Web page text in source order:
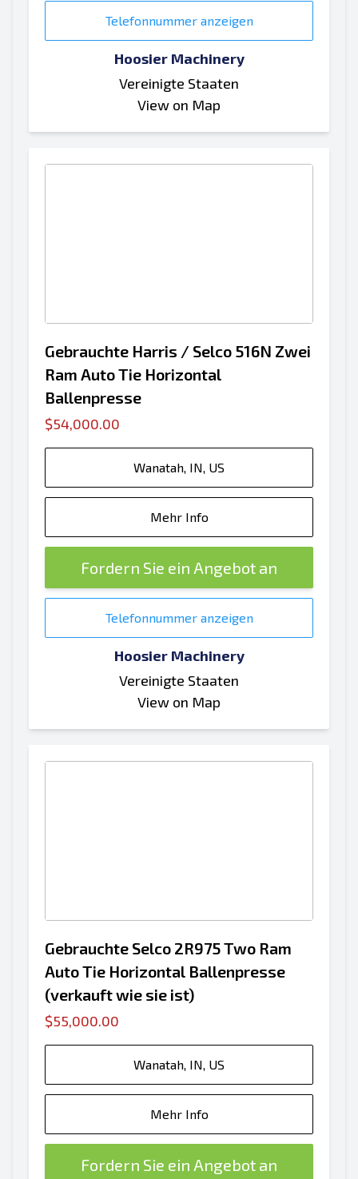
Telefonnummer anzeigen
Hoosier Machinery
Vereinigte Staaten
View on Map
Gebrauchte Harris / Selco 516N Zwei
Ram Auto Tie Horizontal
Ballenpresse
$54,000.00
Wanatah, IN, US
Mehr Info
Fordern Sie ein Angebot an
Telefonnummer anzeigen
Hoosier Machinery
Vereinigte Staaten
View on Map
Gebrauchte Selco 2R975 Two Ram
Auto Tie Horizontal Ballenpresse
(verkauft wie sie ist)
$55,000.00
Wanatah, IN, US
Mehr Info
Fordern Sie ein Angebot an